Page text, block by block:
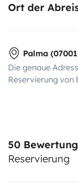
Ort der
Palma
Die genaue
Reservierung von
50
Reservierung